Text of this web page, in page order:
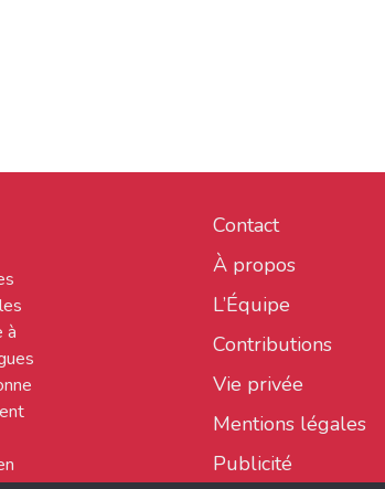
à
Contact
À propos
L’Équipe
Contributions
Vie privée
Mentions légales
Publicité